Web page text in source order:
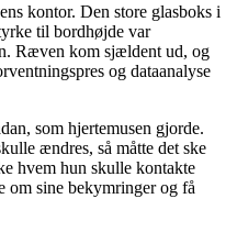
kontor. Den store glasboks i
til bordhøjde var
Ræven kom sjældent ud, og
og dataanalyse
som hjertemusen gjorde.
ændres, så måtte det ske
hvem hun skulle kontakte
om sine bekymringer og få